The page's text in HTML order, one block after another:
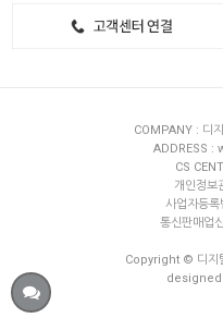
COMPANY : 디
ADDRESS
CS
개인정보
사업자등
통신판매업
Copyright © 디지
designed